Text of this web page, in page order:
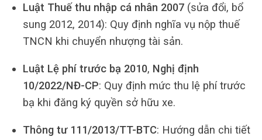
Luật Thuế thu nhập cá nhân 2007(sửa đổi, bổ
sung 2012, 2014): Quy định nghĩa vụ nộp thuế
TNCN khi chuyển nhượng tài sản.
Luật Lệ phí trước bạ 2010, Nghị định
10/2022/NĐ-CP: Quy định mức thu lệ phí trước
bạ khi đăng ký quyền sở hữu xe.
Thông tư 111/2013/TT-BTC: Hướng dẫn chi tiết